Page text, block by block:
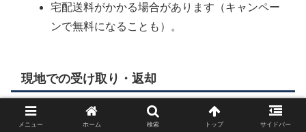
宅配送料がかかる場合があります（キャンペー
ンで無料になることも）。
現地での受け取り・返却
ハワイや韓国など、一部の国では 現地の空港やカウンター
メニュー ホーム 検索 トップ サイドバー